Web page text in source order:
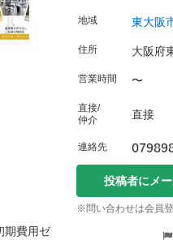
期費用ゼ
地域 東大阪
住所 大阪府
営業時間 〜
直接/
仲介
直接
連絡先
投稿者にメ
※問い合わせは会員